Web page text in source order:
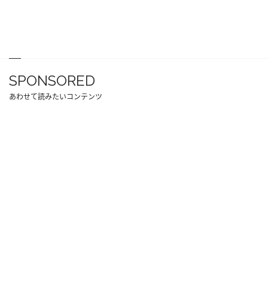
SPONSORED
あわせて読みたいコンテンツ